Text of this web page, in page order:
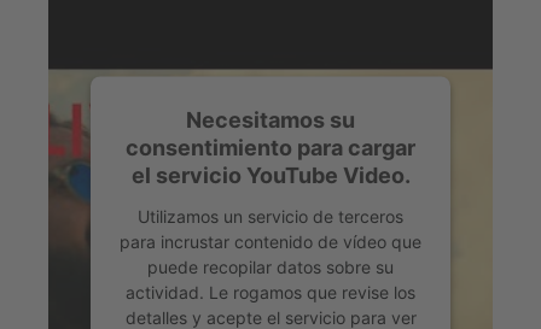
Necesitamos su
consentimiento para cargar
el servicio YouTube Video.
Utilizamos un servicio de terceros
para incrustar contenido de vídeo que
puede recopilar datos sobre su
actividad. Le rogamos que revise los
detalles y acepte el servicio para ver